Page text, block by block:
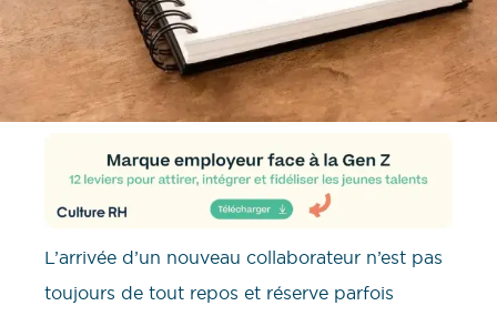
L’arrivée d’un nouveau collaborateur n’est pas
toujours de tout repos et réserve parfois